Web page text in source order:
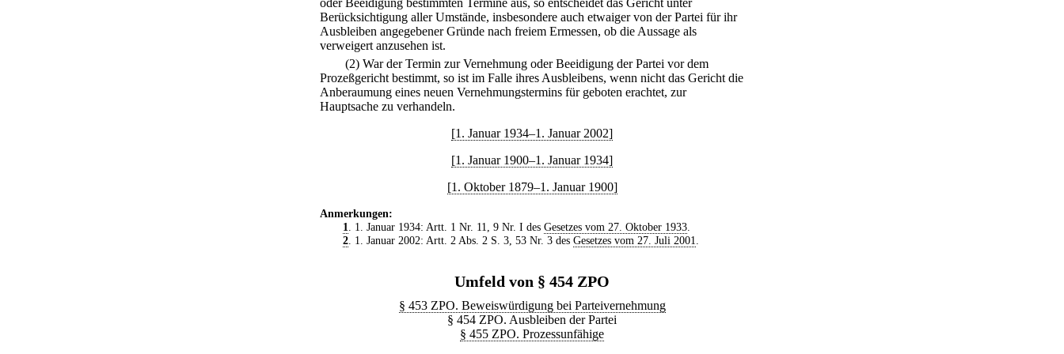
oder Beeidigung bestimmten Termine aus, so entscheidet das Gericht unter
Berücksichtigung aller Umstände, insbesondere auch etwaiger von der Partei für ihr
Ausbleiben angegebener Gründe nach freiem Ermessen, ob die Aussage als
verweigert anzusehen ist.
(2) War der Termin zur Vernehmung oder Beeidigung der Partei vor dem
Prozeßgericht bestimmt, so ist im Falle ihres Ausbleibens, wenn nicht das Gericht die
Anberaumung eines neuen Vernehmungstermins für geboten erachtet, zur
Hauptsache zu verhandeln.
[1. Januar 1934–1. Januar 2002]
[1. Januar 1900–1. Januar 1934]
[1. Oktober 1879–1. Januar 1900]
Anmerkungen:
1. 1. Januar 1934: Artt. 1 Nr. 11, 9 Nr. I des Gesetzes vom 27. Oktober 1933.
2. 1. Januar 2002: Artt. 2 Abs. 2 S. 3, 53 Nr. 3 des Gesetzes vom 27. Juli 2001.
Umfeld von § 454 ZPO
§ 453 ZPO. Beweiswürdigung bei Parteivernehmung
§ 454 ZPO. Ausbleiben der Partei
§ 455 ZPO. Prozessunfähige